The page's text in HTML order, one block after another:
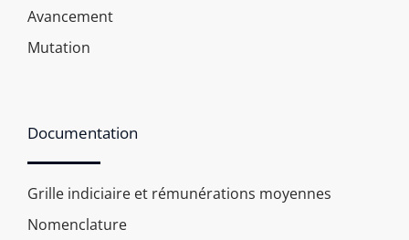
Avancement
Mutation
Documentation
Grille indiciaire et rémunérations moyennes
Nomenclature